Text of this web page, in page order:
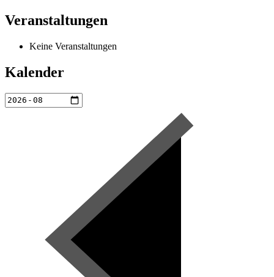
Veranstaltungen
Keine Veranstaltungen
Kalender